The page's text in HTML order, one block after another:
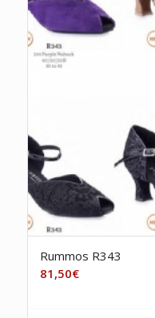
Rummos R343
81,50€